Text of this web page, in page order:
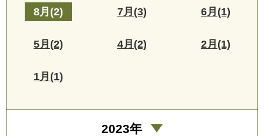
8月(2) 7月(3) 6月(1)
5月(2) 4月(2) 2月(1)
1月(1)
2023年